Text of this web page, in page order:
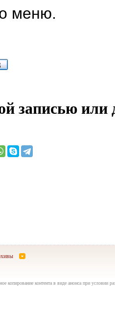
меню.
записью или
копирование контента в виде анонса при условии